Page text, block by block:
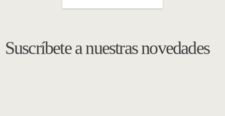
Suscríbete a nuestras novedades